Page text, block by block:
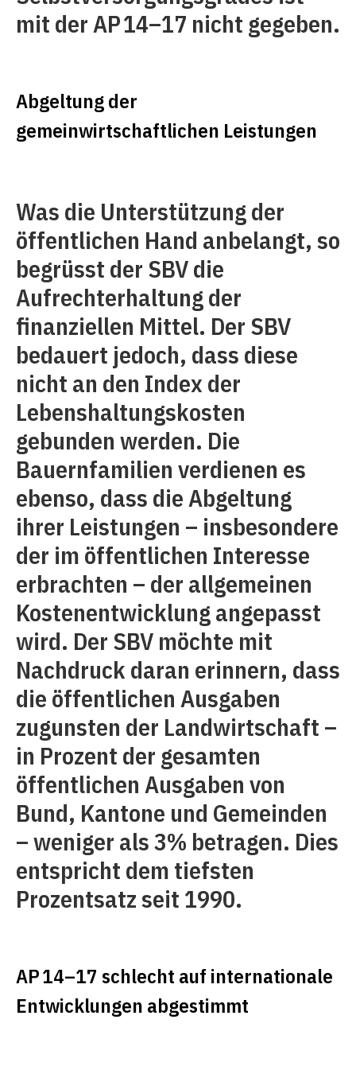
mit der AP 14–17 nicht gegeben.
Abgeltung der
gemeinwirtschaftlichen Leistungen
Was die Unterstützung der
öffentlichen Hand anbelangt, so
begrüsst der SBV die
Aufrechterhaltung der
finanziellen Mittel. Der SBV
bedauert jedoch, dass diese
nicht an den Index der
Lebenshaltungskosten
gebunden werden. Die
Bauernfamilien verdienen es
ebenso, dass die Abgeltung
ihrer Leistungen – insbesondere
der im öffentlichen Interesse
erbrachten – der allgemeinen
Kostenentwicklung angepasst
wird. Der SBV möchte mit
Nachdruck daran erinnern, dass
die öffentlichen Ausgaben
zugunsten der Landwirtschaft –
in Prozent der gesamten
öffentlichen Ausgaben von
Bund, Kantone und Gemeinden
– weniger als 3% betragen. Dies
entspricht dem tiefsten
Prozentsatz seit 1990.
AP 14–17 schlecht auf internationale
Entwicklungen abgestimmt